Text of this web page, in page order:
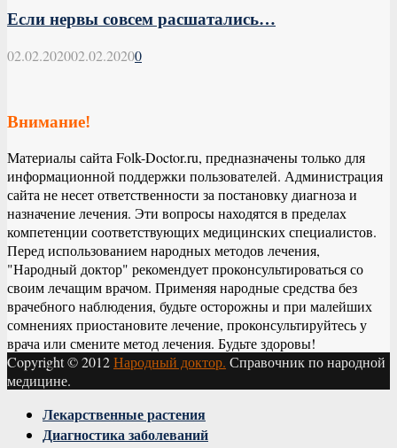
Если нервы совсем расшатались…
02.02.202002.02.20200
Внимание!
Материалы сайта Folk-Doctor.ru, предназначены только для
информационной поддержки пользователей. Администрация
сайта не несет ответственности за постановку диагноза и
назначение лечения. Эти вопросы находятся в пределах
компетенции соответствующих медицинских специалистов.
Перед использованием народных методов лечения,
"Народный доктор" рекомендует проконсультироваться со
своим лечащим врачом. Применяя народные средства без
врачебного наблюдения, будьте осторожны и при малейших
сомнениях приостановите лечение, проконсультируйтесь у
врача или смените метод лечения. Будьте здоровы!
Copyright © 2012Народный доктор. Справочник по народной
медицине.
Facebook
Twitter
Instagram
YoutubeЛекарственные растения
Диагностика заболеваний